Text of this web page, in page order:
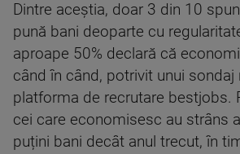
Dintre aceștia, doar 3 din 10
pună bani deoparte cu
aproape 50% declară că
când în când, potrivit unui sondaj
platforma de recrutare bestjobs.
cei care economisesc au strâns
puțini bani decât anul trecut, în